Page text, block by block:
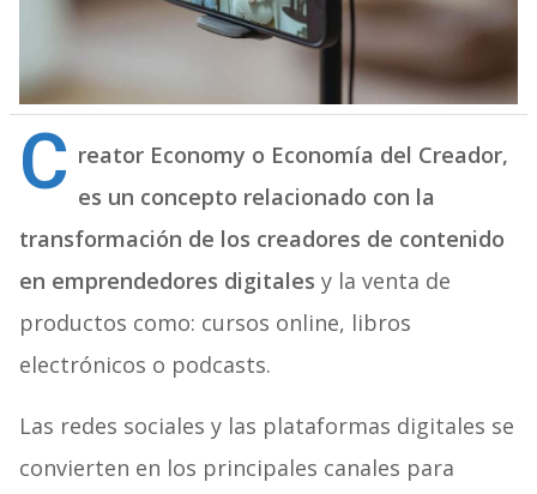
C reator Economy o Economía del Creador,
es un concepto relacionado con la
transformación de los creadores de contenido
en emprendedores digitales y la venta de
productos como: cursos online, libros
electrónicos o podcasts.
Las redes sociales y las plataformas digitales se
convierten en los principales canales para